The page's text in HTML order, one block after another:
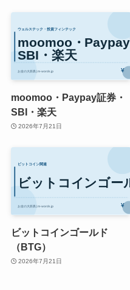
moomoo・Paypay証券・
SBI・楽天
2026年7月21日
ビットコインゴールド
（BTG）
2026年7月21日